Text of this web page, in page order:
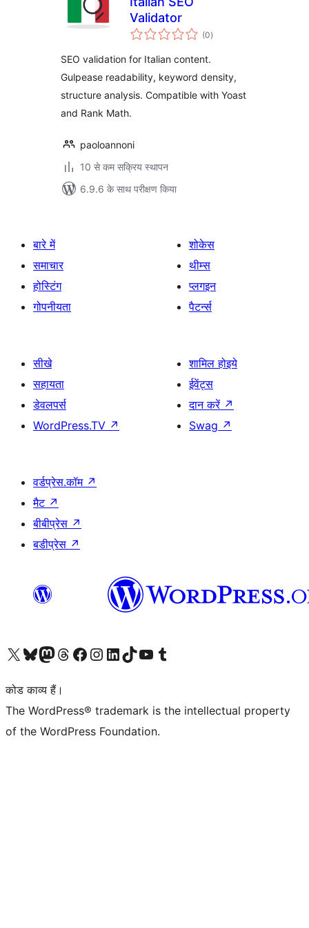
Validator
(0कुल
दर)
SEO validation for Italian content.
Gulpease readability, keyword density,
structure analysis. Compatible with Yoast
and Rank Math.
paoloannoni
10 से कम सक्रिय स्थापन
6.9.6 के साथ परीक्षण किया
बारे में
समाचार
होस्टिंग
गोपनीयता
शोकेस
थीम्स
प्लगइन
पैटर्न्स
सीखे
सहायता
डेवलपर्स
WordPress.TV ↗
शामिल होइये
ईवेंट्स
दान करें ↗
Swag ↗
वर्डप्रेस.कॉम ↗
मैट ↗
बीबीप्रेस ↗
बडीप्रेस ↗
Visit our X (formerly Twitter) account
हमारे बलुस्की खाते पर जाएँVisit our Mastodon account
हमारे थ्रेड्स अकाउंट पर जाएंहमारे फेसबुक पेज पर जाएँहमारे इंस्टाग्राम अकाउंट पर जाएंहमारे लिंक्डइन खाते पर जाएँहमारे टिकटॉक खाते पर जाएँहमारे यूट्यूब चैनल पर जाएंहमारे Tumblr खाते पर जाएँ
कोड काव्य हैं।
The WordPress® trademark is the intellectual property
of the WordPress Foundation.